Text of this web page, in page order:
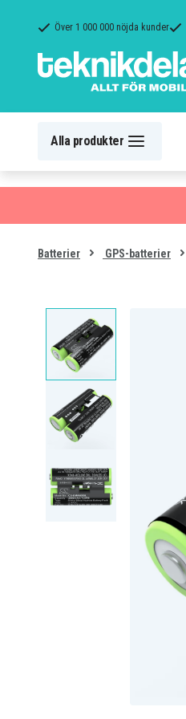
Över 1 000 000 nöjda kunder
Alla produkter
Batterier GPS-batterier